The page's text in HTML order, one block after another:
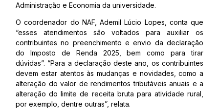
Administração e Economia da universidade.
O coordenador do NAF, Ademil Lúcio Lopes, conta que
“esses atendimentos são voltados para auxiliar os
contribuintes no preenchimento e envio da declaração
do Imposto de Renda 2025, bem como para tirar
dúvidas”. “Para a declaração deste ano, os contribuintes
devem estar atentos às mudanças e novidades, como a
alteração do valor de rendimentos tributáveis anuais e a
alteração do limite de receita bruta para atividade rural,
por exemplo, dentre outras”, relata.